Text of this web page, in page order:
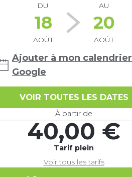
DU
18
AOÛT
AU
20
AOÛT
Ajouter à mon calendrier
Google
VOIR TOUTES LES DATES
À partir de
40,00 €
Tarif plein
Voir tous les tarifs